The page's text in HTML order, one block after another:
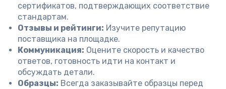
сертификатов, подтверждающих соответствие
стандартам.
Отзывы и рейтинги: Изучите репутацию
поставщика на площадке.
Коммуникация: Оцените скорость и качество
ответов, готовность идти на контакт и
обсуждать детали.
Образцы: Всегда заказывайте образцы перед